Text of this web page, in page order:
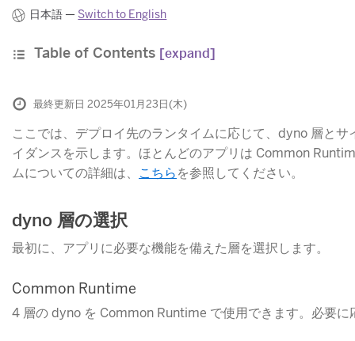
日本語 — Switch to English
Table of Contents [expand]
最終更新日 2025年01月23日(木)
ここでは、デプロイ先のランタイムに応じて、dyno 層と
イダンスを示します。ほとんどのアプリは Common
ムについての詳細は、 こちら​を参照してください。
dyno 層の選択
最初に、アプリに必要な機能を備えた層を選択します。
Common Runtime
4 層の dyno を Common Runtime で使用できます。必要に